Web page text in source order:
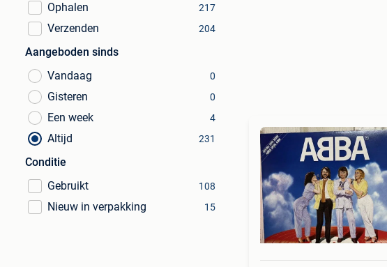
Ophalen
217
Verzenden 204
Aangeboden sinds
Vandaag
0
Gisteren 0
Een week 4
Altijd 231
Conditie
Gebruikt
108
Nieuw in verpakking 15